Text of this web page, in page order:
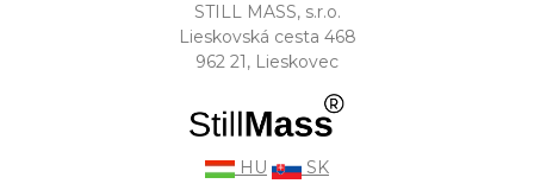
STILL MASS, s.r.o.
Lieskovská cesta 468
962 21, Lieskovec
HU SK